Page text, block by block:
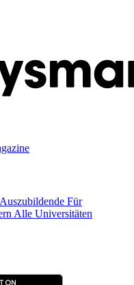
Für
Alle Universitäten